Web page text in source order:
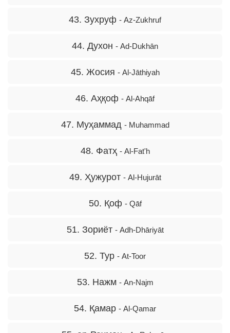
43. Зухруф - Az-Zukhruf
44. Духон - Ad-Dukhān
45. Жосия - Al-Jāthiyah
46. Аҳқоф - Al-Ahqāf
47. Муҳаммад - Muhammad
48. Фатҳ - Al-Fat'h
49. Ҳужурот - Al-Hujurāt
50. Қоф - Qāf
51. Зориёт - Adh-Dhāriyāt
52. Тур - At-Toor
53. Нажм - An-Najm
54. Қамар - Al-Qamar